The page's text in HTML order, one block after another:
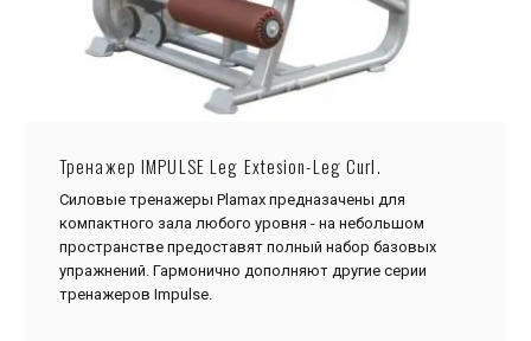
Тренажер IMPULSE Leg Extesion-Leg Curl.
Силовые тренажеры Plamax предназачены для
компактного зала любого уровня - на небольшом
пространстве предоставят полный набор базовых
упражнений. Гармонично дополняют другие серии
тренажеров Impulse.